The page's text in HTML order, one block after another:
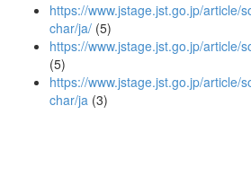
https://www.jstage.jst.go.jp/article/
char/ja/ (5)
https://www.jstage.jst.go.jp/article/
(5)
https://www.jstage.jst.go.jp/article/
char/ja (3)